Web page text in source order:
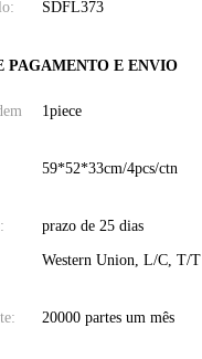
SDFL373
PAGAMENTO E ENVIO
1piece
59*52*33cm/4pcs/ctn
prazo de 25 dias
Western Union, L/C, T/T
20000 partes um mês